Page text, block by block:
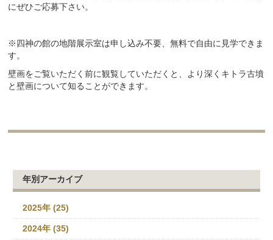
にぜひご応募下さい。
※四神の館の地階展示室は申し込み不要、無料で自由に見学できま
す。
壁画をご覧いただく前に観覧していただくと、より深くキトラ古墳
と壁画について知ることができます。
年別アーカイブ
2025年 (25)
2024年 (35)